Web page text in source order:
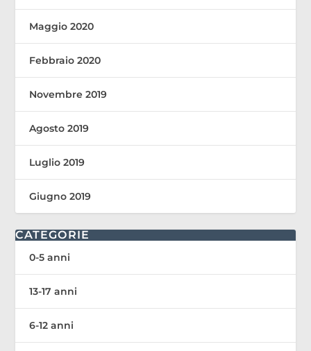
Maggio 2020
Febbraio 2020
Novembre 2019
Agosto 2019
Luglio 2019
Giugno 2019
CATEGORIE
0-5 anni
13-17 anni
6-12 anni